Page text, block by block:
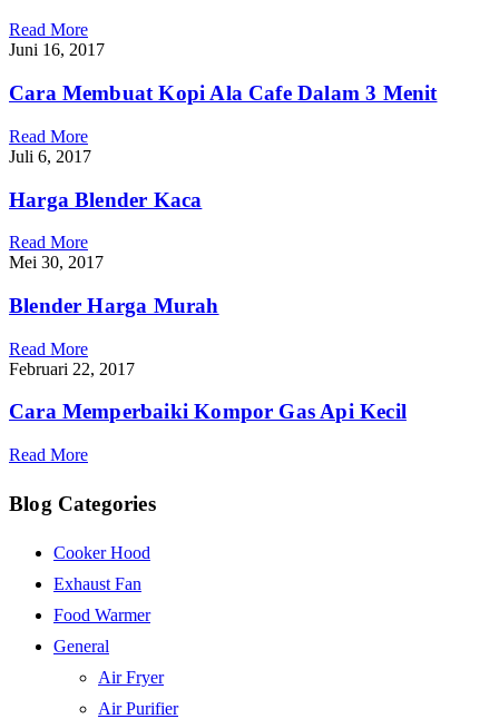
Read More
Juni 16, 2017
Cara Membuat Kopi Ala Cafe Dalam 3 Menit
Read More
Juli 6, 2017
Harga Blender Kaca
Read More
Mei 30, 2017
Blender Harga Murah
Read More
Februari 22, 2017
Cara Memperbaiki Kompor Gas Api Kecil
Read More
Blog Categories
Cooker Hood
Exhaust Fan
Food Warmer
General
Air Fryer
Air Purifier